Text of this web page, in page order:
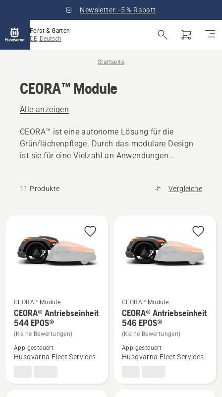
Newsletter: -5 % Rabatt
Forst & Garten
DE, Deutsch
Startseite
CEORA™ Module
Alle anzeigen
CEORA™ ist eine autonome Lösung für die
Grünflächenpflege. Durch das modulare Design
ist sie für eine Vielzahl an Anwendungen
11 Produkte Vergleiche
Produkte
Mehr
Details
zu
CEORA®
Antriebseinheit
CEORA™ Module
CEORA® Antriebseinheit
544 EPOS®
(Keine Bewertungen)
App gesteuert
Husqvarna Fleet Services
Mehr
Details
zu
CEORA®
Antriebseinheit
CEORA™ Module
CEORA® Antriebseinheit
546 EPOS®
(Keine Bewertungen)
App gesteuert
Husqvarna Fleet Services